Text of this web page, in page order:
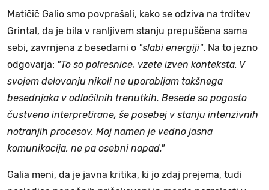
Matičič Galio smo povprašali, kako se odziva na trditev
Grintal, da je bila v ranljivem stanju prepuščena sama
sebi, zavrnjena z besedami o "slabi energiji". Na to jezno
odgovarja: "To so polresnice, vzete izven konteksta. V
svojem delovanju nikoli ne uporabljam takšnega
besednjaka v odločilnih trenutkih. Besede so pogosto
čustveno interpretirane, še posebej v stanju intenzivnih
notranjih procesov. Moj namen je vedno jasna
komunikacija, ne pa osebni napad."
Galia meni, da je javna kritika, ki jo zdaj prejema, tudi